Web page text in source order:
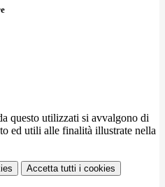
questo utilizzati si avvalgono di
ed utili alle finalità illustrate nella
Accetta tutti i cookies